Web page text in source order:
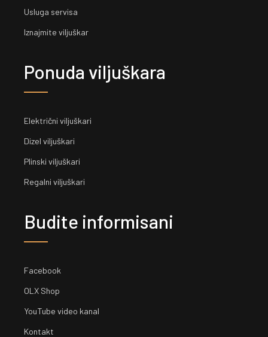
Usluga servisa
Iznajmite viljuškar
Ponuda viljuškara
Električni viljuškari
Dizel viljuškari
Plinski viljuškari
Regalni viljuškari
Budite informisani
Facebook
OLX Shop
YouTube video kanal
Kontakt